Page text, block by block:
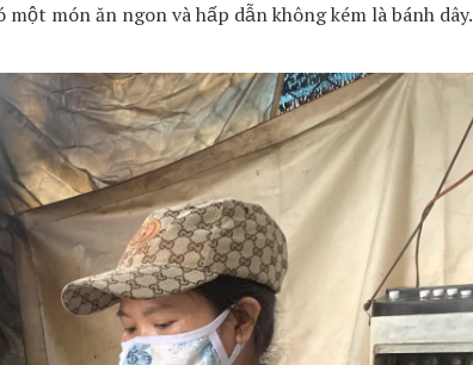
món ăn ngon và hấp dẫn không kém là bánh dây.